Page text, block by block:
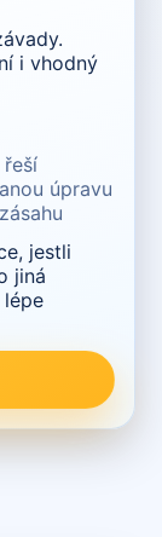
i vhodný
úpravu
jestli
jiná